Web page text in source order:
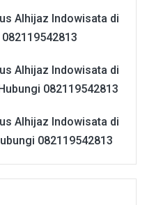
Alhijaz Indowisata di
Alhijaz Indowisata di
082119542813
Alhijaz Indowisata di
082119542813